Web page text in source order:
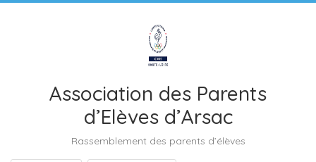
Association des Parents
d’Elèves d’Arsac
Rassemblement des parents d’élèves